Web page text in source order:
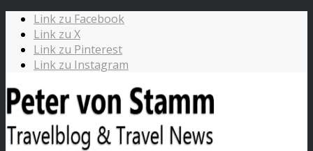
Link zu Facebook
Link zu X
Link zu Pinterest
Link zu Instagram